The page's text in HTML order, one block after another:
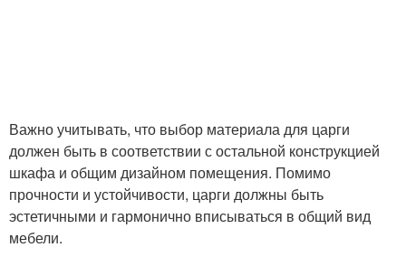
Важно учитывать, что выбор материала для царги
должен быть в соответствии с остальной конструкцией
шкафа и общим дизайном помещения. Помимо
прочности и устойчивости, царги должны быть
эстетичными и гармонично вписываться в общий вид
мебели.